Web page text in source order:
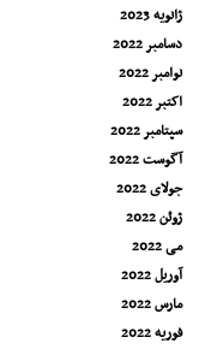
ژانویه 2023
دسامبر 2022
نوامبر 2022
اکتبر 2022
سپتامبر 2022
آگوست 2022
جولای 2022
ژوئن 2022
می 2022
آوریل 2022
مارس 2022
فوریه 2022